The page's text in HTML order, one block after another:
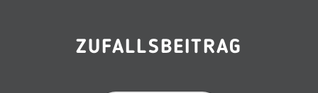
ZUFALLSBEITRAG